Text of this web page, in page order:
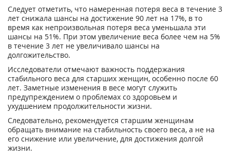
Следует отметить, что намеренная потеря веса в течение 3
лет снижала шансы на достижение 90 лет на 17%, в то
время как непроизвольная потеря веса уменьшала эти
шансы на 51%. При этом увеличение веса более чем на 5%
в течение 3 лет не увеличивало шансы на
долгожительство.
Исследователи отмечают важность поддержания
стабильного веса для старших женщин, особенно после 60
лет. Заметные изменения в весе могут служить
предупреждением о проблемах со здоровьем и
ухудшением продолжительности жизни.
Следовательно, рекомендуется старшим женщинам
обращать внимание на стабильность своего веса, а не на
его снижение или увеличение, для достижения долгой
жизни.